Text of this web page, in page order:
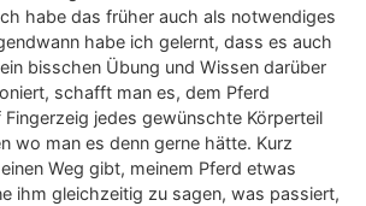
habe das früher auch als notwendiges
habe ich gelernt, dass es auch
bisschen Übung und Wissen darüber
schafft man es, dem Pferd
Fingerzeig jedes gewünschte Körperteil
wo man es denn gerne hätte. Kurz
Weg gibt, meinem Pferd etwas
ihm gleichzeitig zu sagen, was passiert,